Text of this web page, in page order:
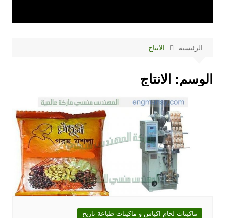
الرئيسية الانتاج
الوسم: الانتاج
ماكينات لحام اكياس و ماكينات طباعة تاريخ